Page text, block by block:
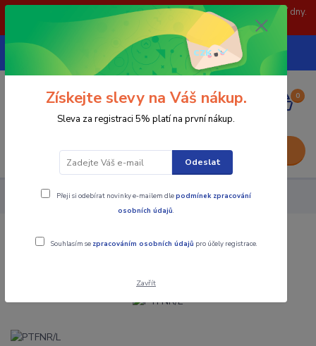
POZOR: 31.7 , 3.8 a 5.8- zavřeno. objednávky odešleme následující dny.
Děkujeme za pochopení.
CZK
739252246
(Po-Pá, 8-15 hod.)
0
0,00 Kč
Nástroje - Kovoobrábění PTFNR/L
PTFNR/L
Získejte slevy na Váš nákup.
Sleva za registraci 5% platí na první nákup.
Odeslat
Přeji si odebírat novinky e-mailem dlepodmínek zpracování
osobních údajů.
Souhlasím se zpracováním osobních údajů pro účely registrace.
Zavřít